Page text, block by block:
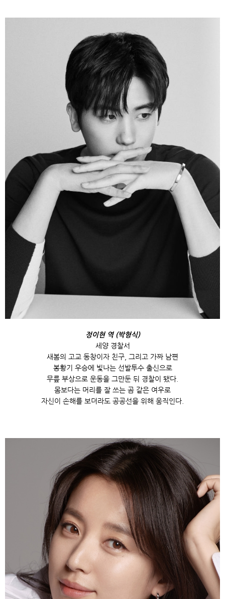
정이현 역 (박형식)
세양 경찰서
새봄의 고교 동창이자 친구, 그리고 가짜 남편
봉황기 우승에 빛나는 선발투수 출신으로
무릎 부상으로 운동을 그만둔 뒤 경찰이 됐다.
몸보다는 머리를 잘 쓰는 곰 같은 여우로
자신이 손해를 보더라도 공공선을 위해 움직인다.